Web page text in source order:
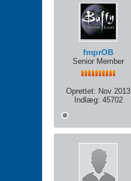
fmprOB
Senior Member
Oprettet: Nov 2013
Indlæg: 45702